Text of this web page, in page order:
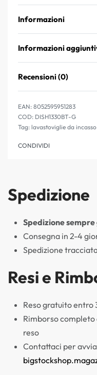
Informazioni
Informazioni
Recensioni (0)
EAN: 8052595951283
DISH1330BT-G
Tag: lavastoviglie da incasso
CONDIVIDI
Spedizione
Spedizione
Consegna in 2-4
Spedizione
Resi e
Reso gratuito entro
Rimborso
reso
Contattaci per